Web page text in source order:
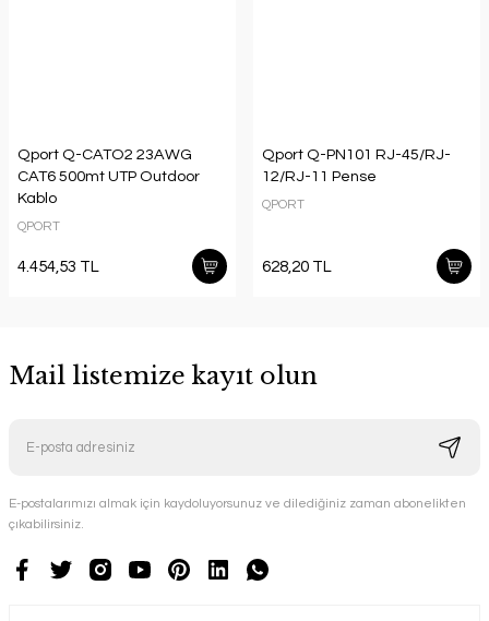
Qport Q-CATO2 23AWG
CAT6 500mt UTP Outdoor
Kablo
QPORT
4.454,53 TL
Qport Q-PN101 RJ-45/RJ-
12/RJ-11 Pense
QPORT
628,20 TL
Mail listemize kayıt olun
E-postalarımızı almak için kaydoluyorsunuz ve dilediğiniz zaman abonelikten
çıkabilirsiniz.